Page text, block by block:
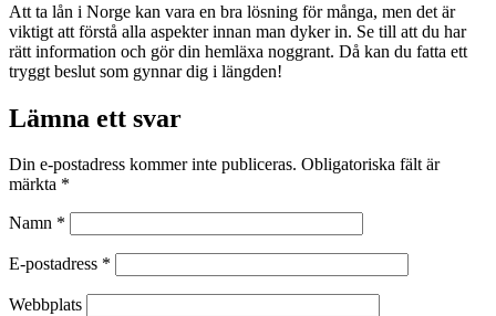
Att ta lån i Norge kan vara en bra lösning för många, men det är
viktigt att förstå alla aspekter innan man dyker in. Se till att du har
rätt information och gör din hemläxa noggrant. Då kan du fatta ett
tryggt beslut som gynnar dig i längden!
Lämna ett svar
Din e-postadress kommer inte publiceras. Obligatoriska fält är
märkta *
Namn *
E-postadress *
Webbplats